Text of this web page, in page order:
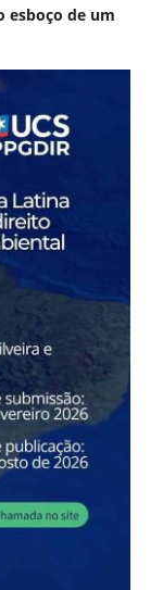
esboço de um